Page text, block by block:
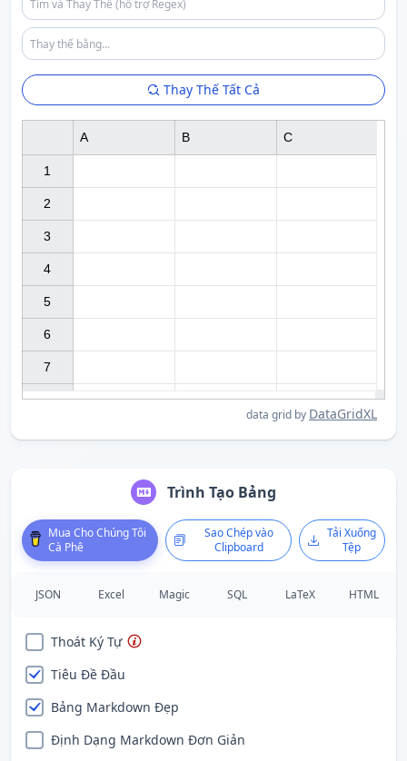
Thay Thế Tất Cả
data grid by DataGridXL
1
2
3
4
5
6
7
A B C
Trình Tạo Bảng
Mua Cho Chúng Tôi
Cà Phê
Sao Chép vào
Clipboard
Tải Xuống
Tệp
JSON Excel Magic SQL LaTeX HTML
Thoát Ký Tự
Tiêu Đề Đầu
Bảng Markdown Đẹp
Định Dạng Markdown Đơn Giản